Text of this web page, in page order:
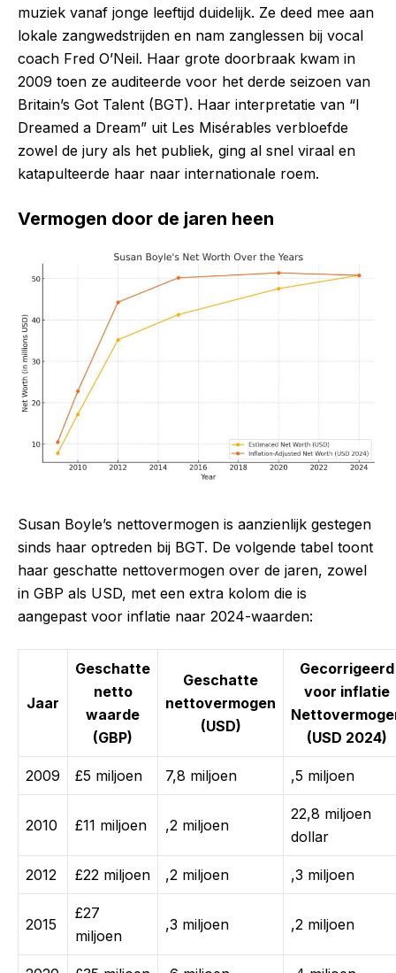
muziek vanaf jonge leeftijd duidelijk. Ze deed mee aan
lokale zangwedstrijden en nam zanglessen bij vocal
coach Fred O’Neil. Haar grote doorbraak kwam in
2009 toen ze auditeerde voor het derde seizoen van
Britain’s Got Talent (BGT). Haar interpretatie van “I
Dreamed a Dream” uit Les Misérables verbloefde
zowel de jury als het publiek, ging al snel viraal en
katapulteerde haar naar internationale roem.
Vermogen door de jaren heen
Susan Boyle’s nettovermogen is aanzienlijk gestegen
sinds haar optreden bij BGT. De volgende tabel toont
haar geschatte nettovermogen over de jaren, zowel
in GBP als USD, met een extra kolom die is
aangepast voor inflatie naar 2024-waarden:
Jaar
Geschatte
netto
waarde
(GBP)
Geschatte
nettovermogen
(USD)
Gecorrigeerd
voor inflatie
(USD 2024)
2009 £5 miljoen 7,8 miljoen ,5 miljoen
2010 £11 miljoen ,2 miljoen
22,8 miljoen
dollar
2012 £22 miljoen ,2 miljoen ,3 miljoen
2015
£27
miljoen
,3 miljoen ,2 miljoen